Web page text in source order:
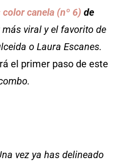
canela (nº 6) de
viral y el favorito de
o Laura Escanes.
el primer paso de este
vez ya has delineado